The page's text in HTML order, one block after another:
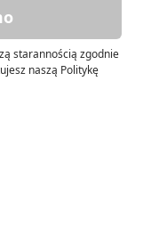
starannością zgodnie
naszą Politykę